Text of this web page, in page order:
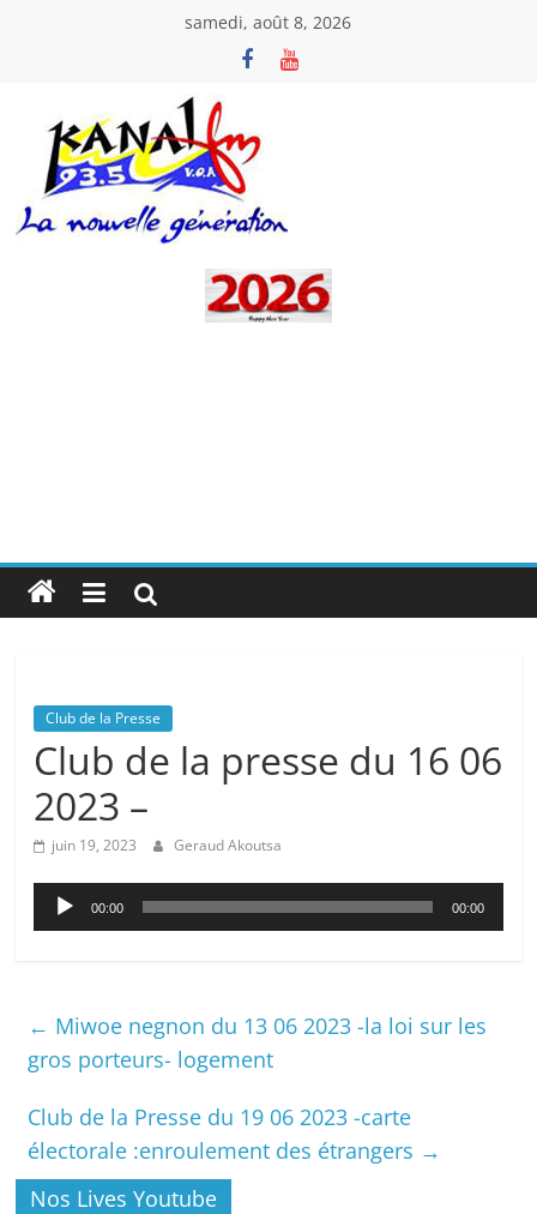
samedi, août 8, 2026
Kanal
Club de la Presse
Club de la presse du 16 06
2023 –
juin 19, 2023 Geraud Akoutsa
Lecteur
audio
00:00 00:00
← Miwoe negnon du 13 06 2023 -la loi sur les
gros porteurs- logement
Club de la Presse du 19 06 2023 -carte
électorale :enroulement des étrangers →
Nos Lives Youtube